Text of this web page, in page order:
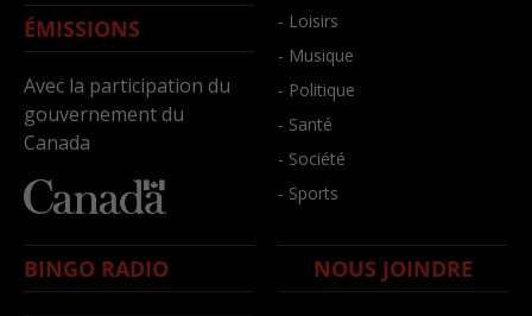
ÉMISSIONS
Avec la participation du
gouvernement du
Canada
- Loisirs
- Musique
- Politique
- Santé
- Société
- Sports
BINGO RADIO NOUS JOINDRE